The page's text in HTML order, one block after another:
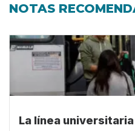
NOTAS
La línea